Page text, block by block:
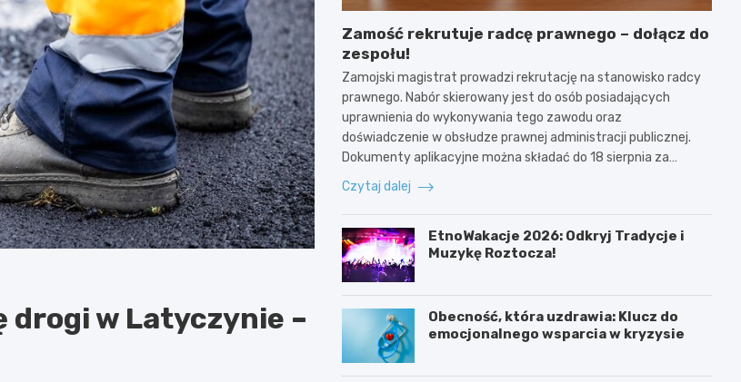
drogi w Latyczynie –
Zamość rekrutuje radcę prawnego – dołącz do
zespołu!
Zamojski magistrat prowadzi rekrutację na stanowisko radcy
prawnego. Nabór skierowany jest do osób posiadających
uprawnienia do wykonywania tego zawodu oraz
doświadczenie w obsłudze prawnej administracji publicznej.
Dokumenty aplikacyjne można składać do 18 sierpnia za…
Czytaj dalej
EtnoWakacje 2026: Odkryj Tradycje i
Muzykę Roztocza!
Obecność, która uzdrawia: Klucz do
emocjonalnego wsparcia w kryzysie